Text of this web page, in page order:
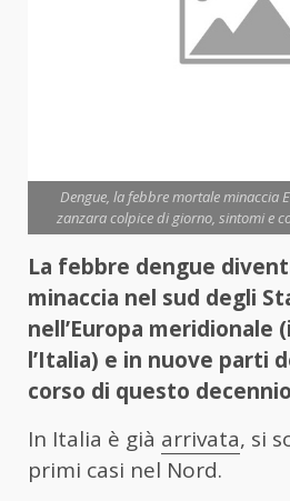
Dengue, la febbre mortale minaccia
zanzara colpice di giorno, sintomi e
La febbre dengue
minaccia nel sud degli
nell’Europa meridionale
l’Italia) e in nuove parti
corso di questo
In Italia è già arrivata, si
primi casi nel Nord.